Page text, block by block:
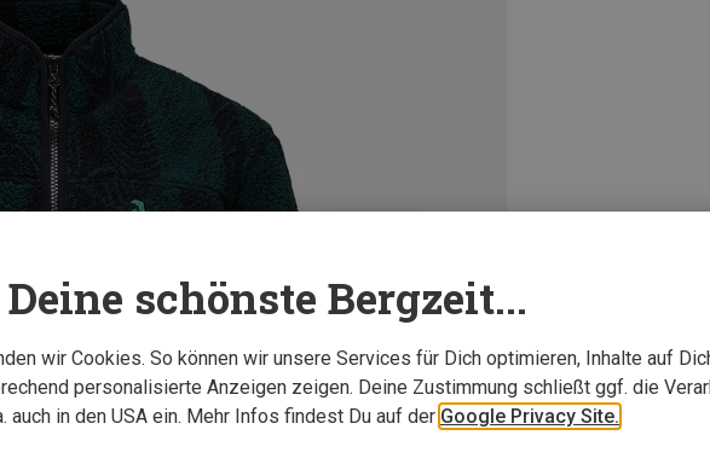
schönste Bergzeit...
wir Cookies. So können wir unsere Services für Dich optimieren, Inhalte auf
personalisierte Anzeigen zeigen. Deine Zustimmung schließt ggf. die
auch in den USA ein. Mehr Infos findest Du auf der Google Privacy Site.